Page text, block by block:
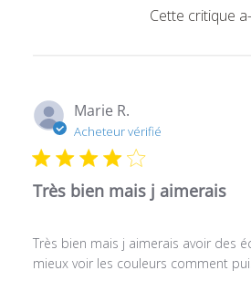
Cette critique
Marie R.
Acheteur vérifié
Très bien mais j aimerais
Très bien mais j aimerais avoir des
mieux voir les couleurs comment